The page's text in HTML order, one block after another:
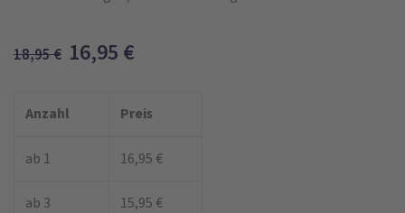
18,95€ 16,95 €
Anzahl Preis
ab 1 16,95 €
ab 3 15,95 €